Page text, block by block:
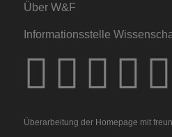
Über W&F
Informationsstelle
Überarbeitung der Homepage mit